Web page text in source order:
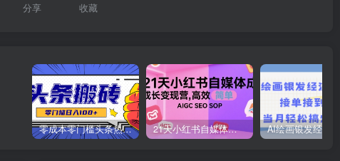
分享 收藏
零成本零门槛头条热点搬运术，零门槛日入100+，工具+教程全部附上 21天小红书自媒体成长变现营，高效 简单 AIGC SEO SOP